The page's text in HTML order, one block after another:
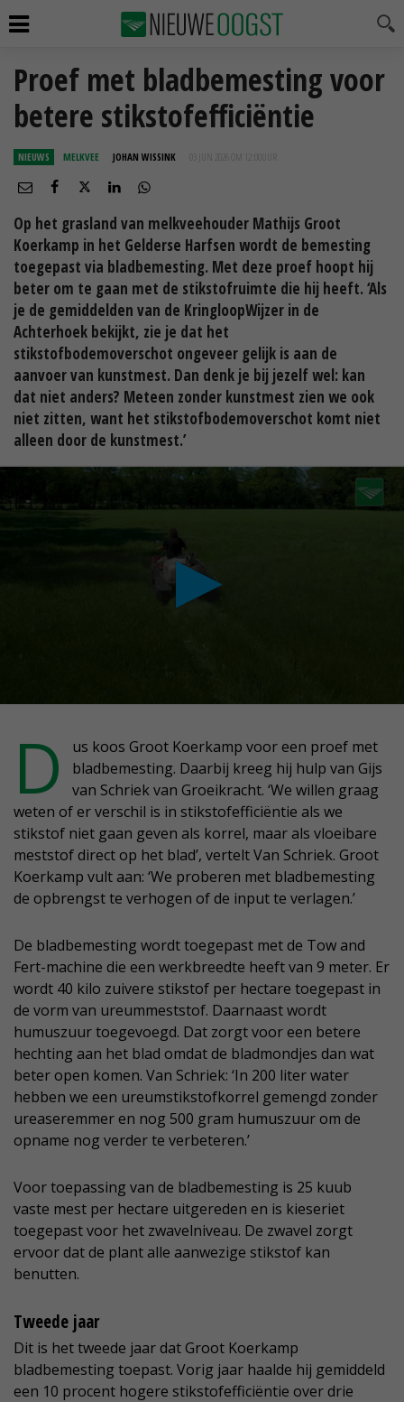
Proef met bladbemesting voor
betere stikstofefficiëntie
NIEUWS MELKVEE JOHAN WISSINK 03 JUN 2026 OM 12:00
Op het grasland van melkveehouder Mathijs Groot
Koerkamp in het Gelderse Harfsen wordt de bemesting
toegepast via bladbemesting. Met deze proef hoopt hij
beter om te gaan met de stikstofruimte die hij heeft. ‘Als
je de gemiddelden van de KringloopWijzer in de
Achterhoek bekijkt, zie je dat het
stikstofbodemoverschot ongeveer gelijk is aan de
aanvoer van kunstmest. Dan denk je bij jezelf wel: kan
dat niet anders? Meteen zonder kunstmest zien we ook
niet zitten, want het stikstofbodemoverschot komt niet
alleen door de kunstmest.’
D
us koos Groot Koerkamp voor een proef met
bladbemesting. Daarbij kreeg hij hulp van Gijs
van Schriek van Groeikracht. ‘We willen graag
weten of er verschil is in stikstofefficiëntie als we
stikstof niet gaan geven als korrel, maar als vloeibare
meststof direct op het blad’, vertelt Van Schriek. Groot
Koerkamp vult aan: ‘We proberen met bladbemesting
de opbrengst te verhogen of de input te verlagen.’
De bladbemesting wordt toegepast met de Tow and
Fert-machine die een werkbreedte heeft van 9 meter. Er
wordt 40 kilo zuivere stikstof per hectare toegepast in
de vorm van ureummeststof. Daarnaast wordt
humuszuur toegevoegd. Dat zorgt voor een betere
hechting aan het blad omdat de bladmondjes dan wat
beter open komen. Van Schriek: ‘In 200 liter water
hebben we een ureumstikstofkorrel gemengd zonder
ureaseremmer en nog 500 gram humuszuur om de
opname nog verder te verbeteren.’
Voor toepassing van de bladbemesting is 25 kuub
vaste mest per hectare uitgereden en is kieseriet
toegepast voor het zwavelniveau. De zwavel zorgt
ervoor dat de plant alle aanwezige stikstof kan
benutten.
Tweede jaar
Dit is het tweede jaar dat Groot Koerkamp
bladbemesting toepast. Vorig jaar haalde hij gemiddeld
een 10 procent hogere stikstofefficiëntie over drie